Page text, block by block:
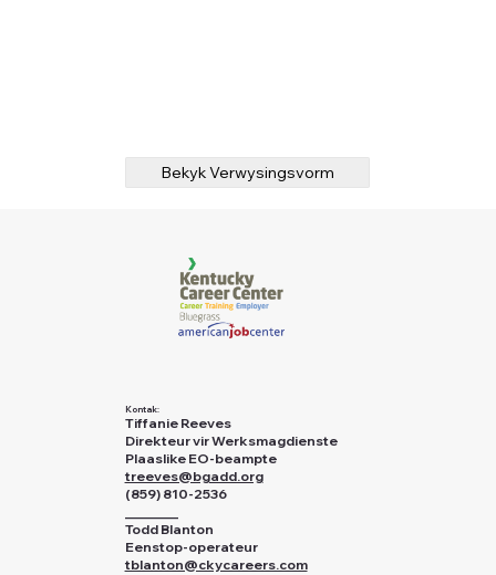
Bekyk Verwysingsvorm
Kontak:
Tiffanie Reeves
Direkteur vir Werksmagdienste
Plaaslike EO-beampte
treeves@bgadd.org
(859) 810-2536
Todd Blanton
Eenstop-operateur
tblanton@ckycareers.com